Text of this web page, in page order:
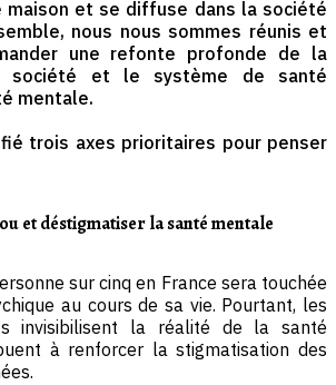
maison et se diffuse dans la société
nous nous sommes réunis et
une refonte profonde de la
société et le système de santé
mentale.
trois axes prioritaires pour penser
et déstigmatiser la santé mentale
sur cinq en France sera touchée
au cours de sa vie. Pourtant, les
invisibilisent la réalité de la santé
à renforcer la stigmatisation des